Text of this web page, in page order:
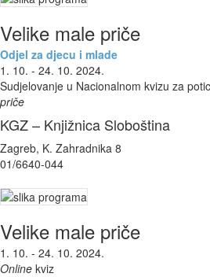
Velike male priče
Odjel za djecu i mlade
1. 10. - 24. 10. 2024.
Sudjelovanje u Nacionalnom kvizu za
priče
KGZ – Knjižnica Sloboština
Zagreb, K. Zahradnika 8
01/6640-044
Velike male priče
1. 10. - 24. 10. 2024.
Online kviz